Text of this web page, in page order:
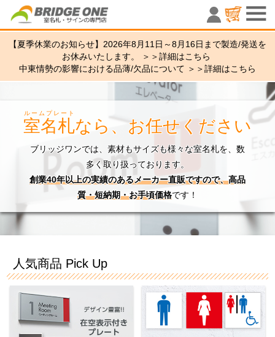
室名札・
【夏季休業のお知らせ】2026年8月11日～8月16日まで製造/発送を
お休みいたします。 ＞＞詳細はこちら
中東情勢の影響における品薄/欠品について ＞＞詳細はこちら
室名札
ルームプレート
なら、お任せください
ブリッジワンでは、素材もサイズも様々な室名札を、数
多く取り扱っております。
創業40年以上の実績のあるメーカー直販ですので、高品
質・短納期・お手頃価格です！
人気商品 Pick Up